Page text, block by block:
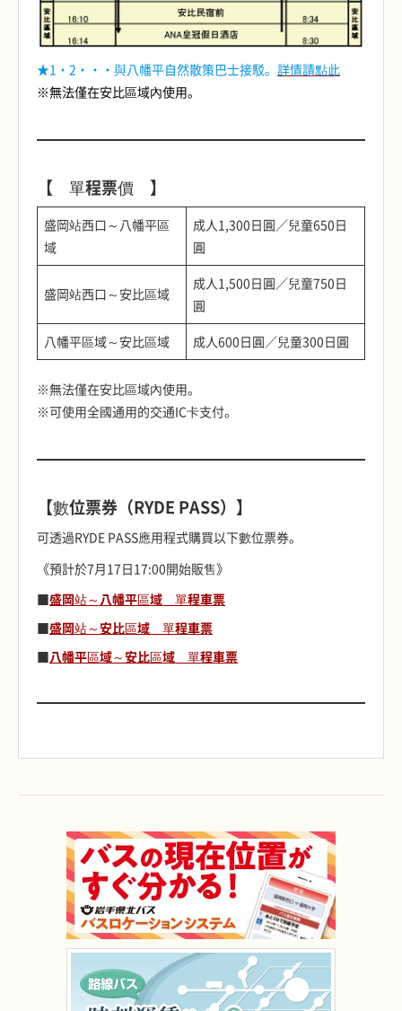
★1・2・・・與八幡平自然散策巴士接駁。 詳情請點此
※無法僅在安比區域內使用。
【 單程票價 】
盛岡站西口～八幡平區
域
成人1,300日圓／兒童650日
圓
盛岡站西口～安比區域
成人1,500日圓／兒童750日
圓
八幡平區域～安比區域
成人600日圓／兒童300日圓
※無法僅在安比區域內使用。
※可使用全國通用的交通IC卡支付。
【數位票券（RYDE PASS）】
可透過RYDE PASS應用程式購買以下數位票券。
《預計於7月17日17:00開始販售》
■盛岡站～八幡平區域 單程車票
■盛岡站～安比區域 單程車票
■八幡平區域～安比區域 單程車票